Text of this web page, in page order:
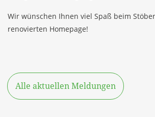
Wir wünschen Ihnen viel Spaß beim
renovierten Homepage!
Alle aktuellen Meldungen